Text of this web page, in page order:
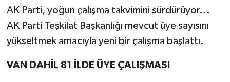
AK Parti, yoğun çalışma takvimini sürdürüyor...
AK Parti Teşkilat Başkanlığı mevcut üye sayısını
yükseltmek amacıyla yeni bir çalışma başlattı.
VAN DAHİL 81 İLDE ÜYE ÇALIŞMASI